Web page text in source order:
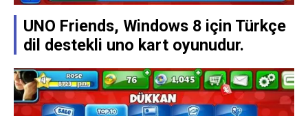
UNO Friends, Windows 8 için Türkçe
dil destekli uno kart oyunudur.